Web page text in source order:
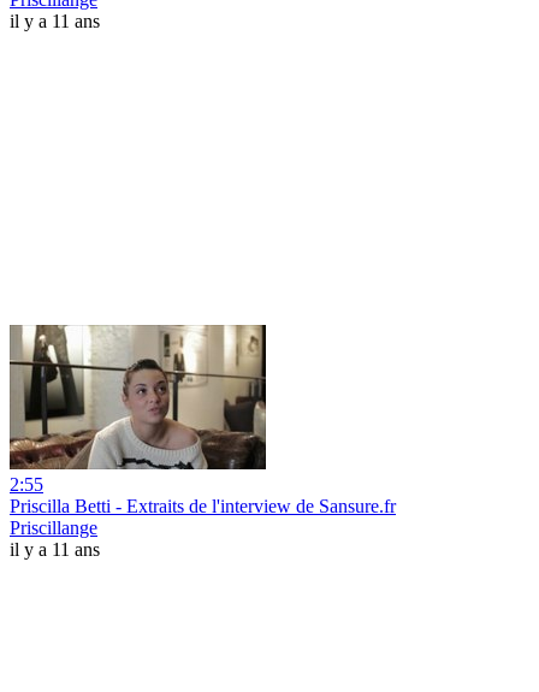
il y a 11 ans
2:55
Priscilla Betti - Extraits de l'interview de Sansure.fr
Priscillange
il y a 11 ans